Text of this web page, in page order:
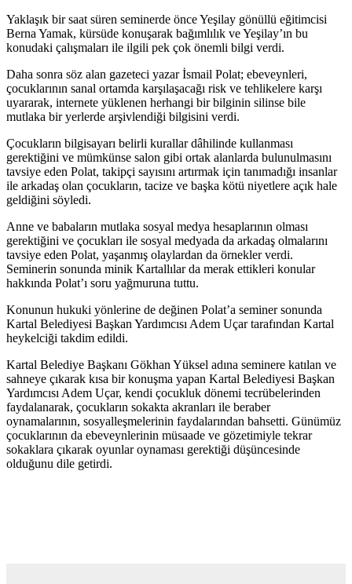
Yaklaşık bir saat süren seminerde önce Yeşilay gönüllü eğitimcisi
Berna Yamak, kürsüde konuşarak bağımlılık ve Yeşilay’ın bu
konudaki çalışmaları ile ilgili pek çok önemli bilgi verdi.
Daha sonra söz alan gazeteci yazar İsmail Polat; ebeveynleri,
çocuklarının sanal ortamda karşılaşacağı risk ve tehlikelere karşı
uyararak, internete yüklenen herhangi bir bilginin silinse bile
mutlaka bir yerlerde arşivlendiği bilgisini verdi.
Çocukların bilgisayarı belirli kurallar dâhilinde kullanması
gerektiğini ve mümkünse salon gibi ortak alanlarda bulunulmasını
tavsiye eden Polat, takipçi sayısını artırmak için tanımadığı insanlar
ile arkadaş olan çocukların, tacize ve başka kötü niyetlere açık hale
geldiğini söyledi.
Anne ve babaların mutlaka sosyal medya hesaplarının olması
gerektiğini ve çocukları ile sosyal medyada da arkadaş olmalarını
tavsiye eden Polat, yaşanmış olaylardan da örnekler verdi.
Seminerin sonunda minik Kartallılar da merak ettikleri konular
hakkında Polat’ı soru yağmuruna tuttu.
Konunun hukuki yönlerine de değinen Polat’a seminer sonunda
Kartal Belediyesi Başkan Yardımcısı Adem Uçar tarafından Kartal
heykelciği takdim edildi.
Kartal Belediye Başkanı Gökhan Yüksel adına seminere katılan ve
sahneye çıkarak kısa bir konuşma yapan Kartal Belediyesi Başkan
Yardımcısı Adem Uçar, kendi çocukluk dönemi tecrübelerinden
faydalanarak, çocukların sokakta akranları ile beraber
oynamalarının, sosyalleşmelerinin faydalarından bahsetti. Günümüz
çocuklarının da ebeveynlerinin müsaade ve gözetimiyle tekrar
sokaklara çıkarak oyunlar oynaması gerektiği düşüncesinde
olduğunu dile getirdi.